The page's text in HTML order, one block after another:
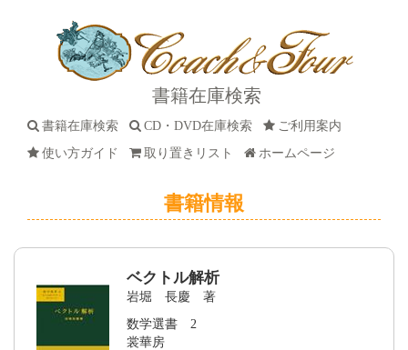
書籍在庫検索
書籍在庫検索 CD・DVD在庫検索
ご利用案内
使い方ガイド
取り置きリスト ホームページ
書籍情報
ベクトル解析
岩堀 長慶 著
数学選書 2
裳華房